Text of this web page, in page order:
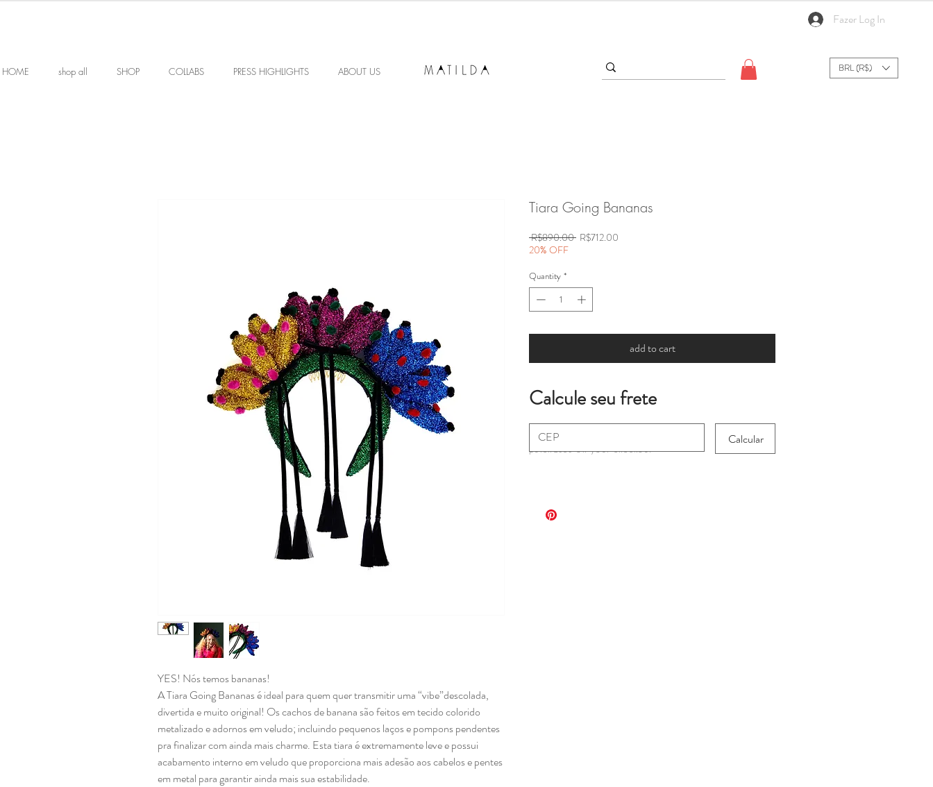
Fazer Log In
HOME shop all SHOP COLLABS PRESS HIGHLIGHTS ABOUT US BRL (R$)
*extra fees may apply for international
purchases on your checkout
YES! Nós temos bananas!
A Tiara Going Bananas é ideal para quem quer transmitir uma “vibe”descolada,
divertida e muito original! Os cachos de banana são feitos em tecido colorido
metalizado e adornos em veludo; incluindo pequenos laços e pompons pendentes
pra finalizar com ainda mais charme. Esta tiara é extremamente leve e possui
acabamento interno em veludo que proporciona mais adesão aos cabelos e pentes
em metal para garantir ainda mais sua estabilidade.
Tiara Going Bananas
R$890.00 Regular
R$712.00
20% OFF
Quantity *
add to cart
Calcule seu frete
Calcular